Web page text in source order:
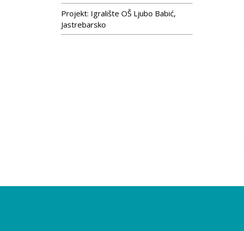
Projekt: Igralište OŠ Ljubo Babić,
Jastrebarsko